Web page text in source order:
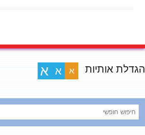
הגדלת אותיות א א א